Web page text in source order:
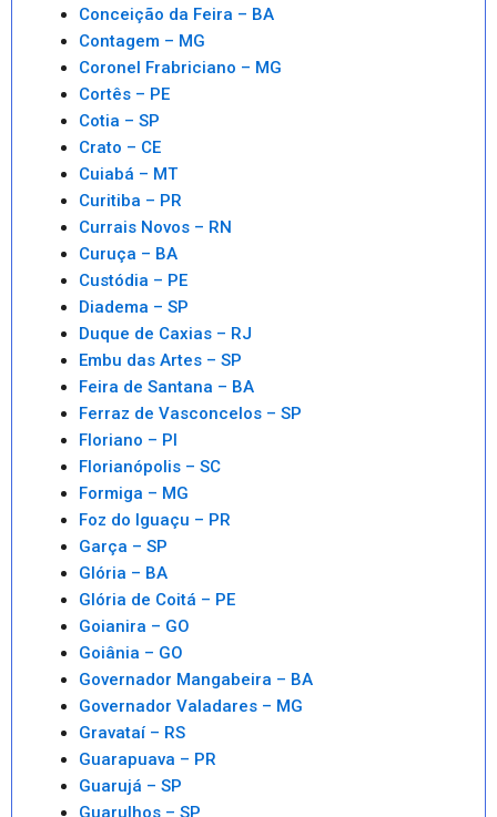
Conceição da Feira – BA
Contagem – MG
Coronel Frabriciano – MG
Cortês – PE
Cotia – SP
Crato – CE
Cuiabá – MT
Curitiba – PR
Currais Novos – RN
Curuça – BA
Custódia – PE
Diadema – SP
Duque de Caxias – RJ
Embu das Artes – SP
Feira de Santana – BA
Ferraz de Vasconcelos – SP
Floriano – PI
Florianópolis – SC
Formiga – MG
Foz do Iguaçu – PR
Garça – SP
Glória – BA
Glória de Coitá – PE
Goianira – GO
Goiânia – GO
Governador Mangabeira – BA
Governador Valadares – MG
Gravataí – RS
Guarapuava – PR
Guarujá – SP
Guarulhos – SP